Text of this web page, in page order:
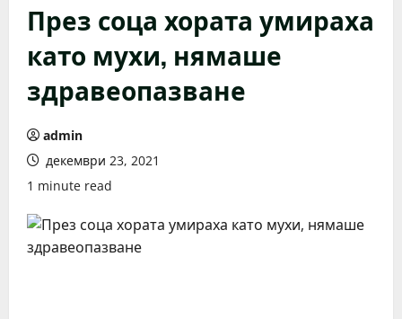
През соца хората умираха
като мухи, нямаше
здравеопазване
admin
декември 23, 2021
1 minute read